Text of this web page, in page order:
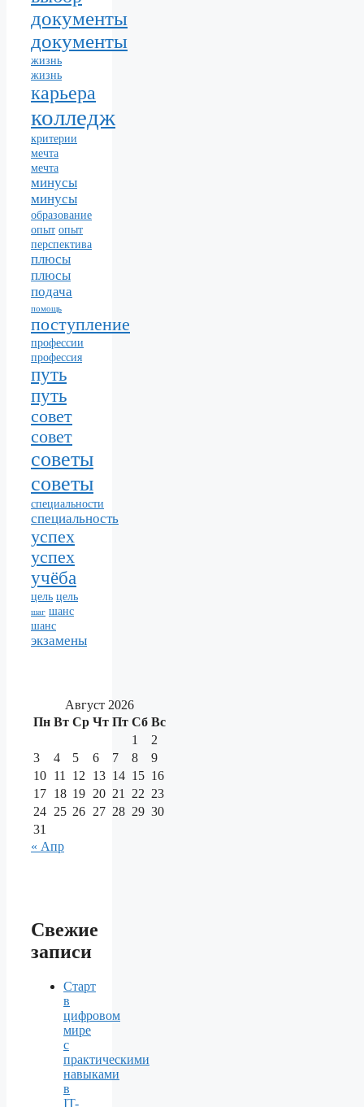
документы
документы
жизнь
жизнь
карьера
колледж
критерии
мечта
мечта
минусы
минусы
образование
опыт опыт
перспектива
плюсы
плюсы
подача
помощь
поступление
профессии
профессия
путь
путь
совет
совет
советы
советы
специальности
специальность
успех
успех
учёба
цель цель
шаг шанс
шанс
экзамены
Август 2026
Пн Вт Ср Чт Пт Сб Вс
1
2
3
4 5 6 7 8
9
10 11 12 13 14 15 16
17 18 19 20 21 22 23
24 25 26 27 28 29 30
31
« Апр
Свежие
записи
Старт
в
цифровом
мире
с
практическими
навыками
в
IT-